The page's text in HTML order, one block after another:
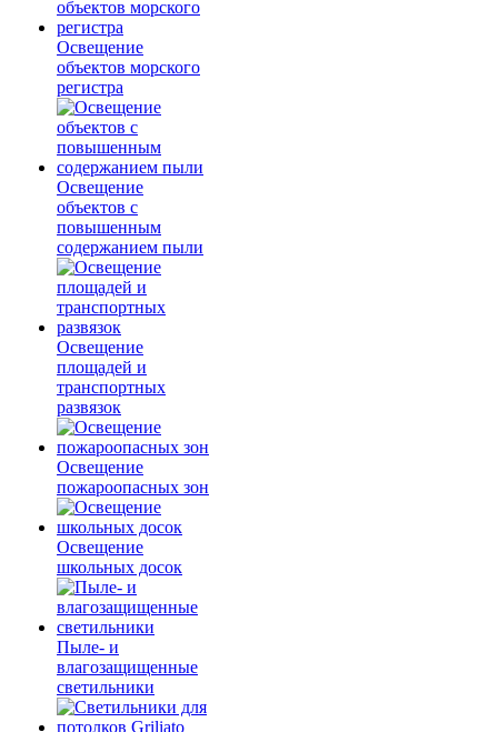
Освещение
объектов морского
регистра
Освещение
объектов с
повышенным
содержанием пыли
Освещение
площадей и
транспортных
развязок
Освещение
пожароопасных зон
Освещение
школьных досок
Пыле- и
влагозащищенные
светильники